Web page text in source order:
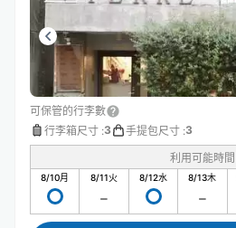
可保管的行李數
行李箱尺寸 :3 手提包尺寸 :3
利用可能時間
8/10月 8/11火 8/12水 8/13木